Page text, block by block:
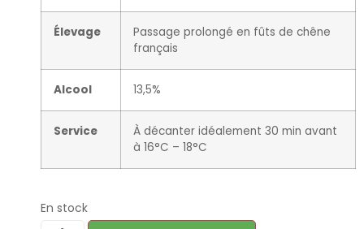
Élevage
Passage prolongé en fûts de chêne
français
Alcool 13,5%
Service
À décanter idéalement 30 min avant
à 16°C – 18°C
En stock